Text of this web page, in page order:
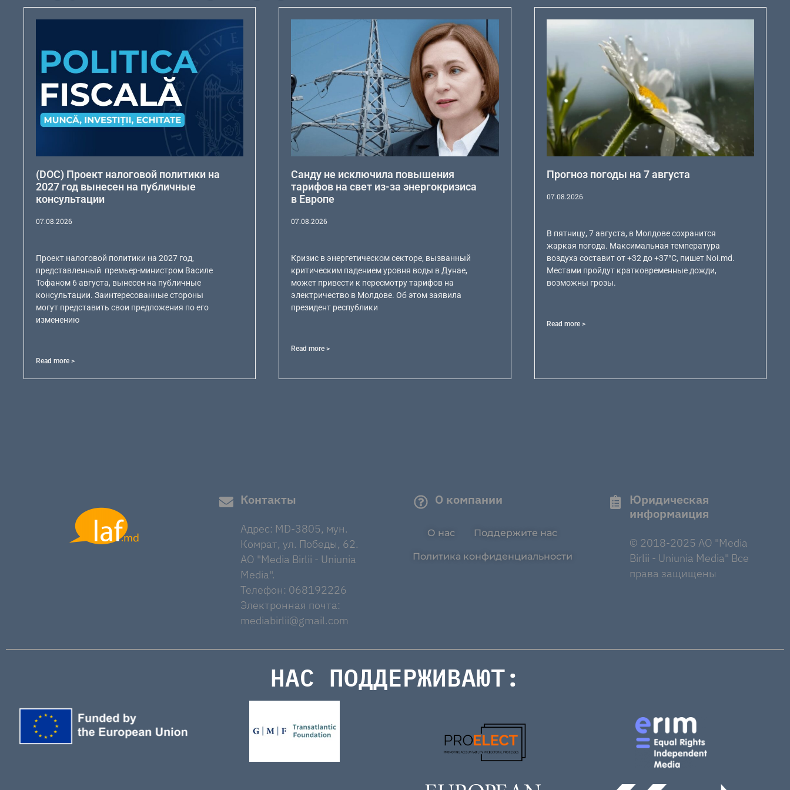
(DOC) Проект налоговой политики на
2027 год вынесен на публичные
консультации
07.08.2026
Проект налоговой политики на 2027 год,
представленный премьер-министром Василе
Тофаном 6 августа, вынесен на публичные
консультации. Заинтересованные стороны
могут представить свои предложения по его
изменению
Read more >
Санду не исключила повышения
тарифов на свет из-за энергокризиса
в Европе
07.08.2026
Кризис в энергетическом секторе, вызванный
критическим падением уровня воды в Дунае,
может привести к пересмотру тарифов на
электричество в Молдове. Об этом заявила
президент республики
Read more >
Прогноз погоды на 7 августа
07.08.2026
В пятницу, 7 августа, в Молдове сохранится
жаркая погода. Максимальная температура
воздуха составит от +32 до +37°C, пишет Noi.md.
Местами пройдут кратковременные дожди,
возможны грозы.
Read more >
Контакты
Адрес: MD-3805, мун.
Комрат, ул. Победы, 62.
AO "Media Birlii - Uniunia
Media".
Телефон: 068192226
Электронная почта:
mediabirlii@gmail.com
О компании
О нас Поддержите нас
Политика конфиденциальности
Юридическая
информаиция
© 2018-2025 AO "Media
Birlii - Uniunia Media" Все
права защищены
НАС ПОДДЕРЖИВАЮТ: